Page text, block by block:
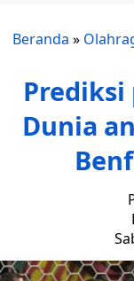
Beranda »
Dunia